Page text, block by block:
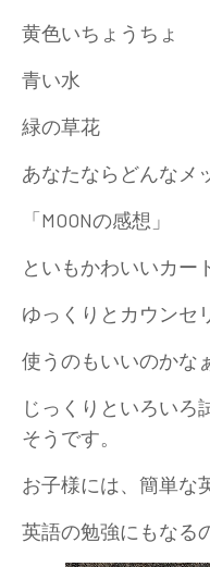
黄色いちょうちょ
青い水
緑の草花
あなたならどんなメ
「MOONの感想」
といもかわいいカー
ゆっくりとカウンセ
使うのもいいのかな
じっくりといろいろ
そうです。
お子様には、簡単な
英語の勉強にもなる